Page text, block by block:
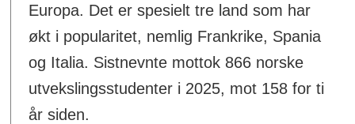
Europa. Det er spesielt tre land som har
økt i popularitet, nemlig Frankrike, Spania
og Italia. Sistnevnte mottok 866 norske
utvekslingsstudenter i 2025, mot 158 for ti
år siden.